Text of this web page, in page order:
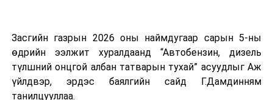
Засгийн газрын 2026 оны наймдугаар сарын 5-ны
өдрийн ээлжит хуралдаанд “Автобензин, дизель
түлшний онцгой албан татварын тухай” асуудлыг Аж
үйлдвэр, эрдэс баялгийн сайд Г.Дамдинням
танилцууллаа.